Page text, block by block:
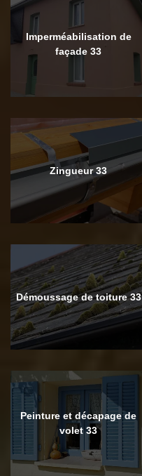
Imperméabilisation de
façade 33
Zingueur 33
Démoussage de toiture 33
Peinture et décapage de
volet 33